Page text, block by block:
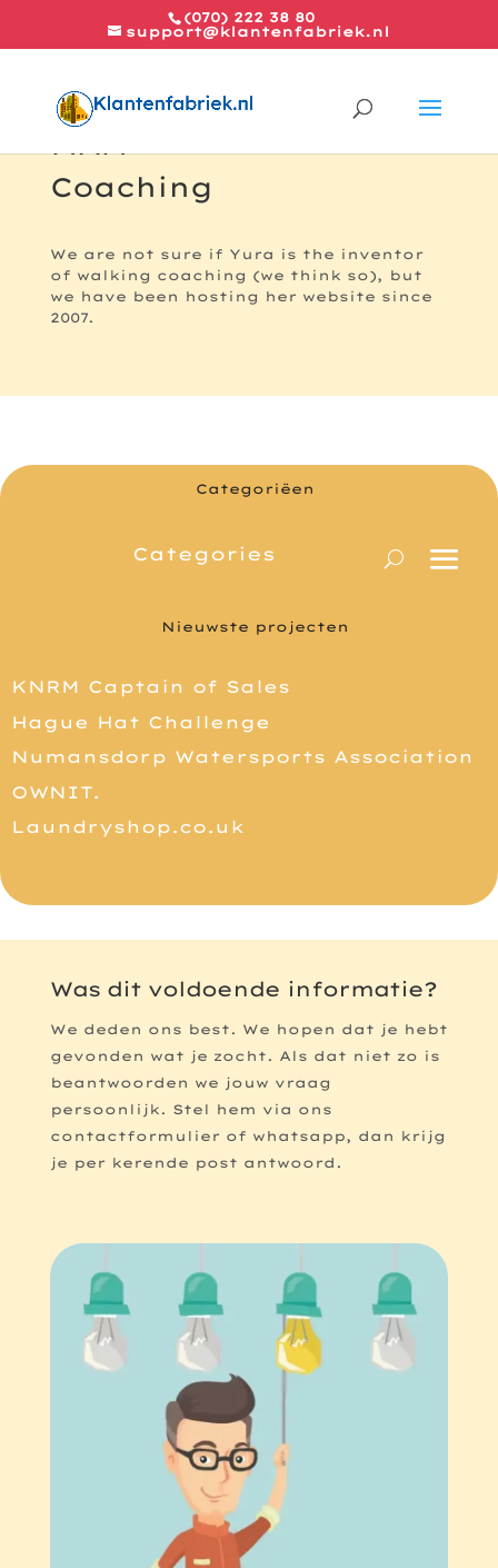
(070) 222 38 80
support@klantenfabriek.nl
MAM
Coaching
We are not sure if Yura is the inventor
of walking coaching (we think so), but
we have been hosting her website since
2007.
Categoriëen
Nieuwste projecten
KNRM Captain of Sales
Hague Hat Challenge
Numansdorp Watersports Association
OWNIT.
Laundryshop.co.uk
Was dit voldoende informatie?
We deden ons best. We hopen dat je hebt
gevonden wat je zocht. Als dat niet zo is
beantwoorden we jouw vraag
persoonlijk. Stel hem via ons
contactformulier of whatsapp, dan krijg
je per kerende post antwoord.